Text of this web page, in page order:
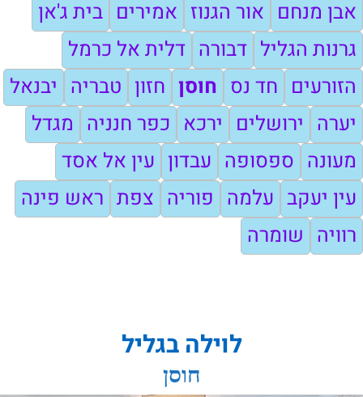
אבן מנחם אור הגנוז אמירים בית ג'אן
גרנות הגליל דבורה דלית אל כרמל
הזורעים חד נס חוסן חזון טבריה יבנאל
יערה ירושלים ירכא כפר חנניה מגדל
מעונה ספסופה עבדון עין אל אסד
עין יעקב עלמה פוריה צפת ראש פינה
רוויה שומרה
לוילה בגליל
חוסן